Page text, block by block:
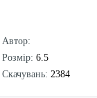
Автор:
Розмір: 6.5
Скачувань: 2384